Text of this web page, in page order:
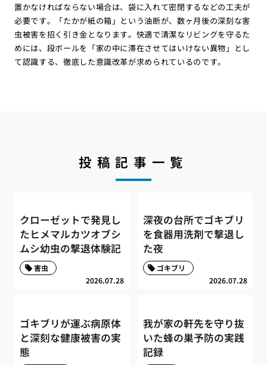
置かなければならない場合は、袋に入れて密閉するなどの工夫が
必要です。「たかが紙の箱」という油断が、数ヶ月後の深刻な害
虫被害を招く引き金となります。快適で清潔なリビングを守るた
めには、段ボールを「家の中に滞在させてはいけない異物」とし
て認識する、徹底した意識改革が求められているのです。
投稿記事一覧
クローゼットで発見し
たヒメマルカツオブシ
ムシ幼虫の撃退体験記
2026.07.28
害虫
深夜の台所でゴキブリ
を食器用洗剤で撃退し
た夜
2026.07.28
ゴキブリ
ゴキブリが運ぶ病原体
と深刻な健康被害の実
態
我が家の軒先を守り抜
いた蜂の巣予防の実践
記録